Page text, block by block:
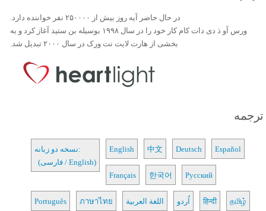
در حال حاضر آیه روز بیش از ۲۵۰۰۰۰ نفر خواننده دارد.
ورس آو ذ دی دات کام کار خود را در سال ۱۹۹۸ بوسیله بن ستید آغاز کرد و به
بخشی از هارت لایت نت ورک در سال ۲۰۰۰ تبدیل شد.
ترجمه
نسخه دو زبانه:
(فارسی / English)
English 中文 Deutsch Español
Français 한국어 Русский
Português ภาษาไทย اللغة العربية اُردو हिन्दी தமிழ்